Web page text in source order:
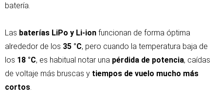
batería.
Las baterías LiPo y Li-ion funcionan de forma óptima
alrededor de los 35 °C, pero cuando la temperatura baja de
los 18 °C, es habitual notar una pérdida de potencia, caídas
de voltaje más bruscas y tiempos de vuelo mucho más
cortos.